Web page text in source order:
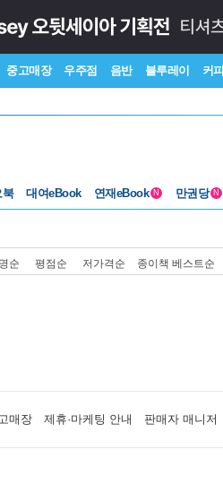
중고매장 우주점 음반 블루레이 커피
북 대여eBook 연재eBook N 만권당 N
순 평점순 저가격순 종이책 베스트순
매장 제휴·마케팅 안내 판매자 매니저